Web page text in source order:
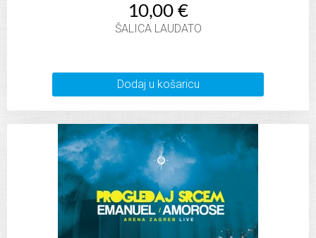
10,00 €
ŠALICA LAUDATO
Dodaj u košaricu